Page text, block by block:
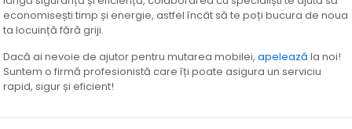
economisești timp și energie, astfel încât să te poți bucura de noua
ta locuință fără griji.
Dacă ai nevoie de ajutor pentru mutarea mobilei,apelează la noi!
Suntem o firmă profesionistă care îți poate asigura un serviciu
rapid, sigur și eficient!